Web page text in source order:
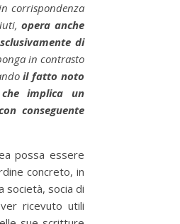
corrispondenza
opera anche
di
in contrasto
il fatto noto
implica un
conseguente
possa essere
concreto, in
società, socia di
ricevuto utili